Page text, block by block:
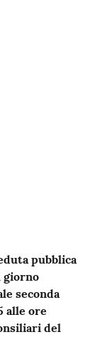
pubblica
giorno
seconda
alle ore
del